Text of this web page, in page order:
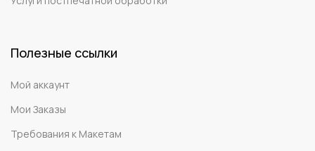
Полезные ссылки
Мой аккаунт
Мои Заказы
Требования к Макетам